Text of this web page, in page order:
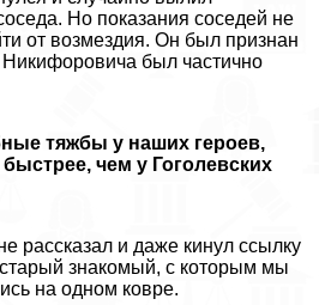
Но показания соседей не
от возмездия. Он был признан
был частично
тяжбы у наших героев,
чем у Гоголевских
рассказал и даже кинул ссылку
знакомый, с которым мы
на одном ковре.